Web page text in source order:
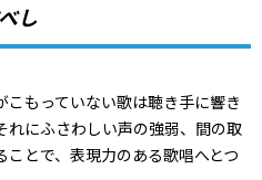
し
もっていない歌は聴き手に響き
れにふさわしい声の強弱、間の取
とで、表現力のある歌唱へとつ